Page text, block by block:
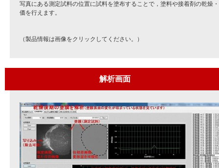
写真にある測定試料の位置に試料を塗布することで，塗料や接着剤の乾燥
価を行えます。
（製品情報は画像をクリックしてください。）
解析画面